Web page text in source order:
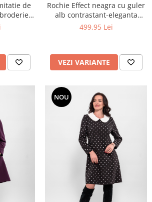
de
Rochie Effect neagra cu guler
alb contrastant-eleganta
iconica, stil atemporal
499,95 Lei
VEZI VARIANTE
NOU